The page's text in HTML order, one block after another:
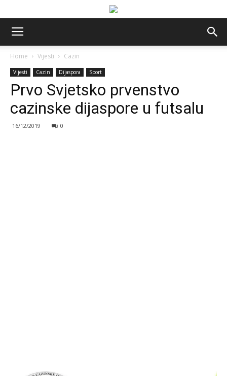
Home Vijesti Cazin
Vijesti Cazin Dijaspora Sport
Prvo Svjetsko prvenstvo
cazinske dijaspore u futsalu
16/12/2019 0